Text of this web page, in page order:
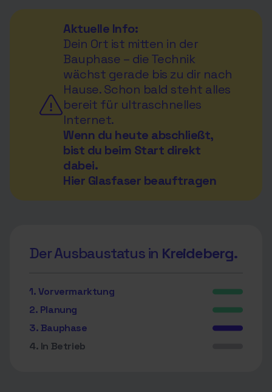
Aktuelle Info:
Dein Ort ist mitten in der
Bauphase – die Technik
wächst gerade bis zu dir nach
Hause. Schon bald steht alles
bereit für ultraschnelles
Internet.
Wenn du heute abschließt,
bist du beim Start direkt
dabei.
Hier Glasfaser beauftragen
Der Ausbaustatus in Kreideberg.
1. Vorvermarktung
2. Planung
3. Bauphase
4. In Betrieb